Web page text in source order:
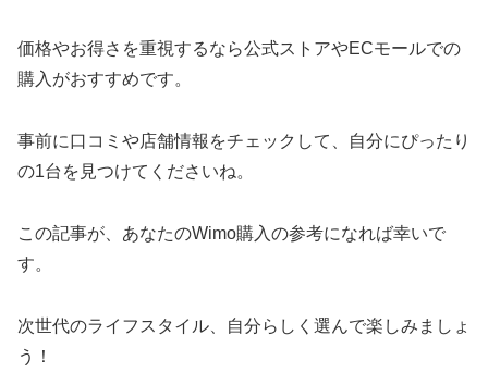
価格やお得さを重視するなら公式ストアやECモールでの
購入がおすすめです。
事前に口コミや店舗情報をチェックして、自分にぴったり
の1台を見つけてくださいね。
この記事が、あなたのWimo購入の参考になれば幸いで
す。
次世代のライフスタイル、自分らしく選んで楽しみましょ
う！